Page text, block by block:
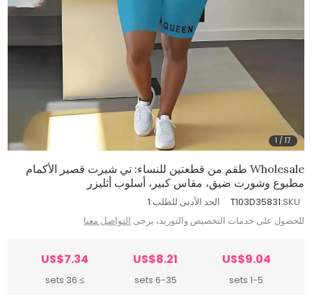
1 /17
Wholesale طقم من قطعتين للنساء: تي شيرت قصير الأكمام
مطبوع وشورت ضيق، مقاس كبير، أسلوب أثليزر
SKU:
T103D35831 الحد الأدنى للطلب:1
للحصول على خدمات التخصيص والتوريد، يرجى التواصل معنا
US$9.04
1-5 sets
US$8.21
6-35 sets
US$7.34
≥ 36 sets